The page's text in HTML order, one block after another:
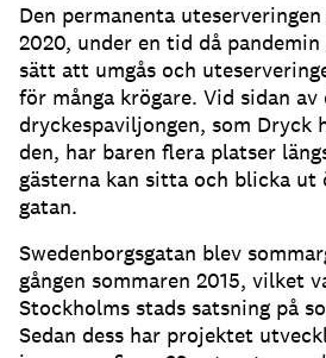
Den permanenta
2020, under en tid då
sätt att umgås och
för många krögare. Vid sidan av
dryckespaviljongen, som Dryck
den, har baren flera platser
gästerna kan sitta och blicka
gatan.
Swedenborgsgatan blev
gången sommaren 2015, vilket
Stockholms stads satsning på
Sedan dess har projektet